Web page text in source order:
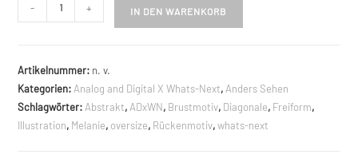
Oversize
beidseitig
bedruckt
Menge
- + IN DEN WARENKORB
Artikelnummer: n. v.
Kategorien: Analog and Digital X Whats-Next, Anders Sehen
Schlagwörter: Abstrakt, ADxWN, Brustmotiv, Diagonale, Freiform,
Illustration, Melanie, oversize, Rückenmotiv,whats-next